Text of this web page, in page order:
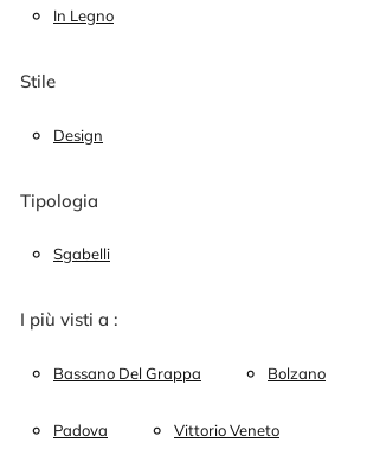
In Legno
Stile
Design
Tipologia
Sgabelli
I più visti a :
Bassano Del Grappa Bolzano
Padova Vittorio Veneto